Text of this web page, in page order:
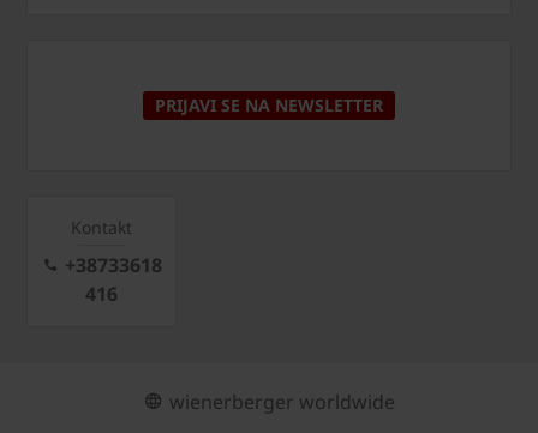
PRIJAVI SE NA NEWSLETTER
Kontakt
+38733618
416
wienerberger worldwide